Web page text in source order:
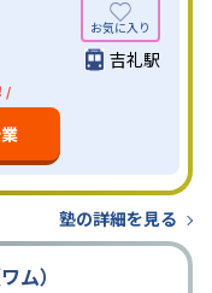
吉礼駅
/
塾の詳細を見る
ム）